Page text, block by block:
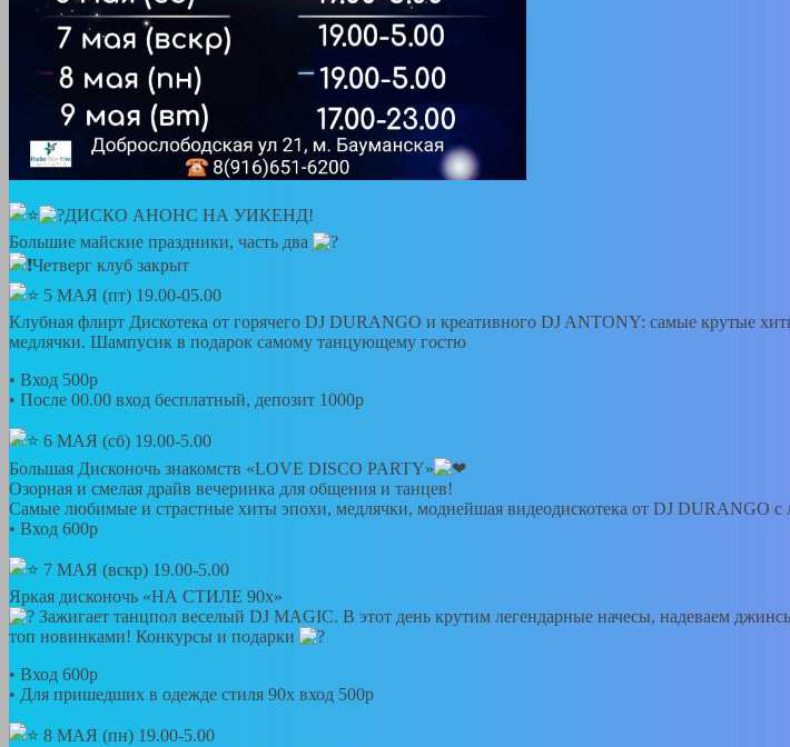
ДИСКО АНОНС НА УИКЕНД!
Большие майские праздники, часть два
Четверг клуб закрыт
5 МАЯ (пт) 19.00-05.00
Клубная флирт Дискотека от горячего DJ DURANGO и креативного DJ ANTONY: самые крутые
медлячки. Шампусик в подарок самому танцующему гостю
• Вход 500р
• После 00.00 вход бесплатный, депозит 1000р
6 МАЯ (сб) 19.00-5.00
Большая Дисконочь знакомств «LOVE DISCO PARTY»
Озорная и смелая драйв вечеринка для общения и танцев!
Самые любимые и страстные хиты эпохи, медлячки, моднейшая видеодискотека от DJ DURANGO
• Вход 600р
7 МАЯ (вскр) 19.00-5.00
Яркая дисконочь «НА СТИЛЕ 90х»
Зажигает танцпол веселый DJ MAGIC. В этот день крутим легендарные начесы, надеваем
топ новинками! Конкурсы и подарки
• Вход 600р
• Для пришедших в одежде стиля 90х вход 500р
8 МАЯ (пн) 19.00-5.00